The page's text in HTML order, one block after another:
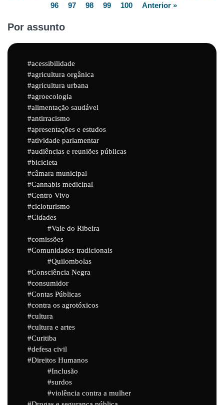
96
97 98 99 100 Anterior »
Por assunto
acessibilidade
agricultura orgânica
agricultura urbana
agroecologia
alimentação saudável
antirracismo
apresentações e estudos
atividade parlamentar
audiências e reuniões públicas
bicicleta
câmara municipal
Cannabis medicinal
Centro Vivo
cicloturismo
Cidades
Vale do Ribeira
comissões
Comunidades tradicionais
Quilombolas
Consciência Negra
consumidor
Contas Públicas
contra os agrotóxicos
cultura
cultura e artes
Curitiba
defesa civil
Direitos Humanos
Inclusão
surdos
violência contra a mulher